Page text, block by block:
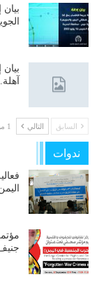
السابق التالي 1 من 26
ندوات